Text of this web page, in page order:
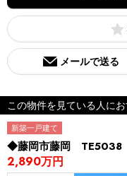
メールで送る
この物件を見ている人に
新築一戸建て
◆藤岡市藤岡 TE5038
2,890万円